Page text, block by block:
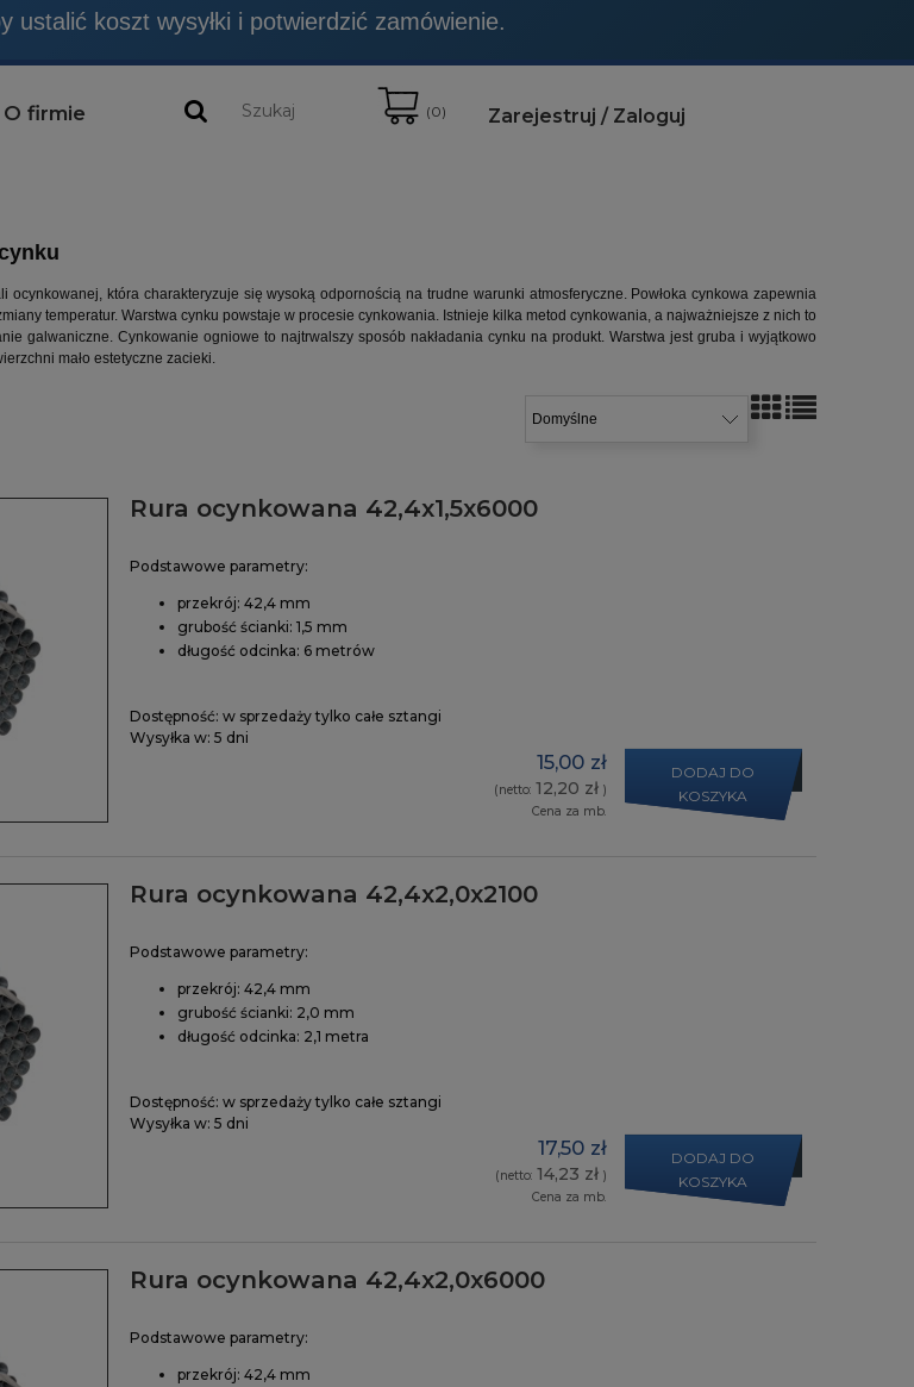
ustalić koszt wysyłki i potwierdzić zamówienie.
budowlanymi, chyba, że jest to wyraźnie zaznaczone.
O firmie (0) Zarejestruj Zaloguj
ocynkowanej, która charakteryzuje się wysoką odpornością na trudne warunki atmosferyczne. Powłoka cynkowa zapewnia
temperatur. Warstwa cynku powstaje w procesie cynkowania. Istnieje kilka metod cynkowania, a najważniejsze z nich to
galwaniczne. Cynkowanie ogniowe to najtrwalszy sposób nakładania cynku na produkt. Warstwa jest gruba i wyjątkowo
mało estetyczne zacieki.
Rura ocynkowana 42,4x1,5x6000
Podstawowe parametry:
przekrój: 42,4 mm
grubość ścianki: 1,5 mm
długość odcinka: 6 metrów
Dostępność: w sprzedaży tylko całe sztangi
Wysyłka w: 5 dni
15,00 zł
(netto: 12,20 zł )
Cena za mb.
DODAJ DO
KOSZYKA
Rura ocynkowana 42,4x2,0x2100
Podstawowe parametry:
przekrój: 42,4 mm
grubość ścianki: 2,0 mm
długość odcinka: 2,1 metra
Dostępność: w sprzedaży tylko całe sztangi
Wysyłka w: 5 dni
17,50 zł
(netto: 14,23 zł )
Cena za mb.
DODAJ DO
KOSZYKA
Rura ocynkowana 42,4x2,0x6000
Podstawowe parametry:
przekrój: 42,4 mm